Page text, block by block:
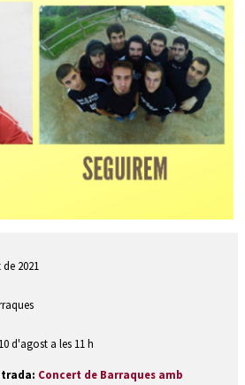
2021
d'agost a les 11 h
Concert de Barraques amb